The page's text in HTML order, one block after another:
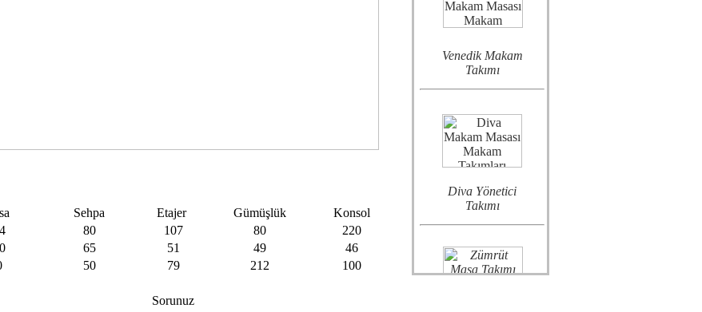
Takımı
Takımı
Sehpa Etajer Gümüşlük
Konsol
80 107 80
220
65 51 49
46
50 79 212 100
Sorunuz